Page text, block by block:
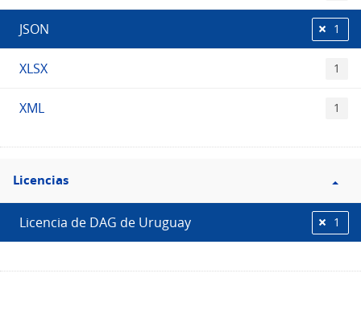
JSON 1
XLSX 1
XML 1
Filtro
Licencias
Licencias
Licencia de DAG de Uruguay 1